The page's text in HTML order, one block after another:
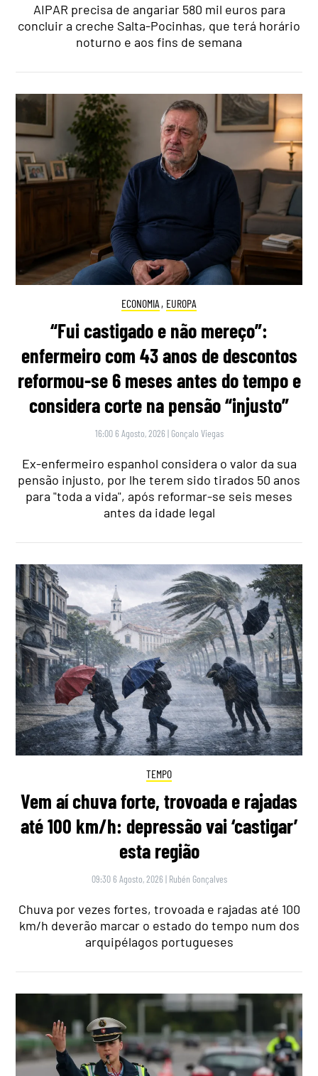
AIPAR precisa de angariar 580 mil euros para
concluir a creche Salta-Pocinhas, que terá horário
noturno e aos fins de semana
ECONOMIA , EUROPA
“Fui castigado e não mereço”:
enfermeiro com 43 anos de descontos
reformou-se 6 meses antes do tempo e
considera corte na pensão “injusto”
16:00 6 Agosto, 2026 | Gonçalo Viegas
Ex-enfermeiro espanhol considera o valor da sua
pensão injusto, por lhe terem sido tirados 50 anos
para "toda a vida", após reformar-se seis meses
antes da idade legal
TEMPO
Vem aí chuva forte, trovoada e rajadas
até 100 km/h: depressão vai ‘castigar’
esta região
09:30 6 Agosto, 2026 | Rubén Gonçalves
Chuva por vezes fortes, trovoada e rajadas até 100
km/h deverão marcar o estado do tempo num dos
arquipélagos portugueses